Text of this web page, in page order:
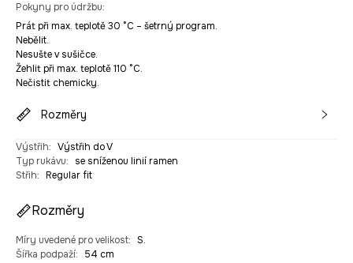
Pokyny pro údržbu:
Prát při max. teplotě 30 °C – šetrný program.
Nebělit.
Nesušte v sušičce.
Žehlit při max. teplotě 110 °C.
Nečistit chemicky.
Rozměry
Výstřih: Výstřih do V
Typ rukávu:
se sníženou linií ramen
Střih: Regular fit
Rozměry
Míry uvedené pro velikost: S.
Šířka podpaží: 54 cm